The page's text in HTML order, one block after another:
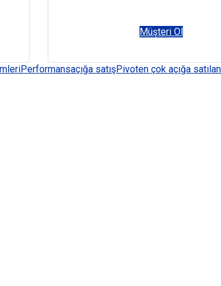
Müşteri Ol
Performansaçığa satışPivoten çok açığa